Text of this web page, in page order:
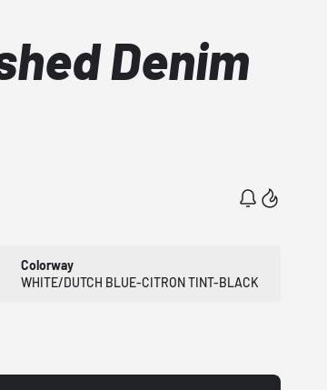
Denim
Colorway
WHITE/DUTCH BLUE-CITRON TINT-BLACK